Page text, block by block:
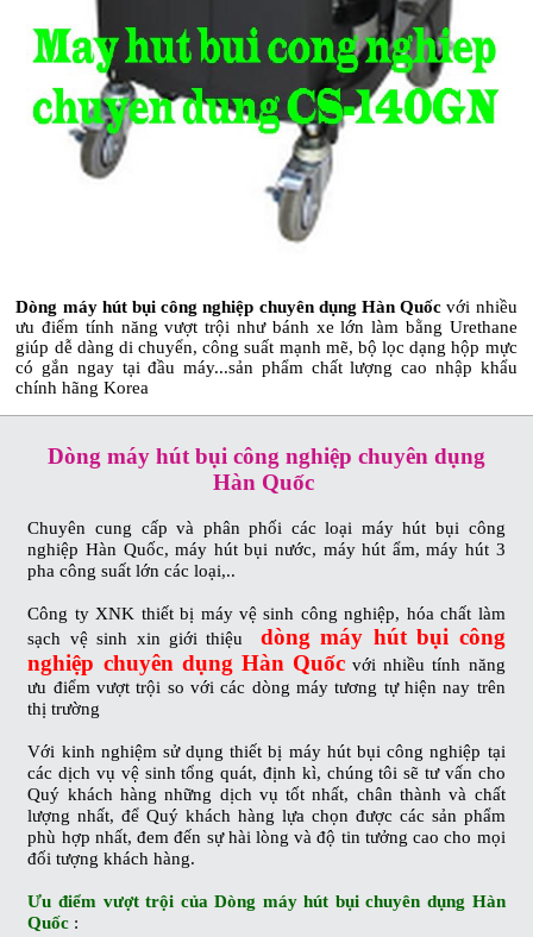
Dòng máy hút bụi công nghiệp chuyên dụng Hàn Quốc với nhiều
ưu điểm tính năng vượt trội như bánh xe lớn làm bằng Urethane
giúp dễ dàng di chuyển, công suất mạnh mẽ, bộ lọc dạng hộp mực
có gắn ngay tại đầu máy...sản phẩm chất lượng cao nhập khẩu
chính hãng Korea
Dòng máy hút bụi công nghiệp chuyên dụng
Hàn Quốc
Chuyên cung cấp và phân phối các loại máy hút bụi công
nghiệp Hàn Quốc, máy hút bụi nước, máy hút ẩm, máy hút 3
pha công suất lớn các loại,..
Công ty XNK thiết bị máy vệ sinh công nghiệp, hóa chất làm
sạch vệ sinh xin giới thiệudòng máy hút bụi công
nghiệp chuyên dụng Hàn Quốc với nhiều tính năng
ưu điểm vượt trội so với các dòng máy tương tự hiện nay trên
thị trường
Với kinh nghiệm sử dụng thiết bị máy hút bụi công nghiệp tại
các dịch vụ vệ sinh tổng quát, định kì, chúng tôi sẽ tư vấn cho
Quý khách hàng những dịch vụ tốt nhất, chân thành và chất
lượng nhất, để Quý khách hàng lựa chọn được các sản phẩm
phù hợp nhất, đem đến sự hài lòng và độ tin tưởng cao cho mọi
đối tượng khách hàng.
Ưu điểm vượt trội của Dòng máy hút bụi chuyên dụng Hàn
Quốc :